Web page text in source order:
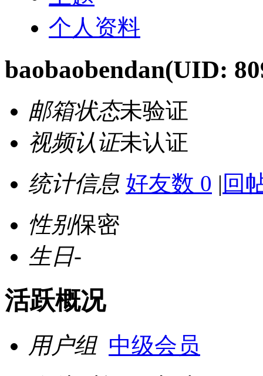
个人资料
baobaobendan(UID:
邮箱状态未验证
视频认证未认证
统计信息 好友数 0 | 回
性别保密
生日-
活跃概况
用户组 中级会员